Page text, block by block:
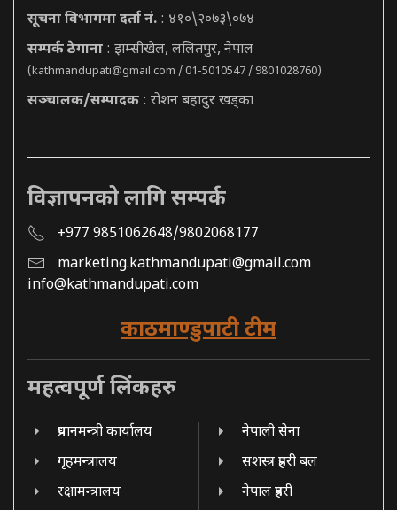
सूचना विभागमा दर्ता नं. : ४१०\२०७३\०७४
सम्पर्क ठेगाना : झम्सीखेल, ललितपुर, नेपाल
(kathmandupati@gmail.com / 01-5010547 / 9801028760)
सञ्चालक/सम्पादक : रोशन बहादुर खड्का
विज्ञापनको लागि सम्पर्क
+977 9851062648/9802068177
marketing.kathmandupati@gmail.com
info@kathmandupati.com
काठमाण्डुपाटी टीम
महत्वपूर्ण लिंकहरु
प्रधानमन्त्री कार्यालय
गृहमन्त्रालय
रक्षामन्त्रालय
नेपाली सेना
सशस्त्र प्रहरी बल
नेपाल प्रहरी